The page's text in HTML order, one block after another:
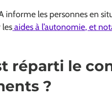
informe les personnes en
lesaides à l’autonomie, et
réparti le
?